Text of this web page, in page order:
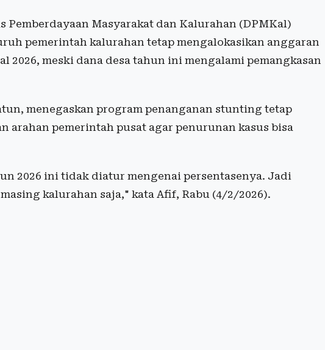
Pemberdayaan Masyarakat dan Kalurahan (DPMKal)
pemerintah kalurahan tetap mengalokasikan anggaran
2026, meski dana desa tahun ini mengalami pemangkasan
menegaskan program penanganan stunting tetap
arahan pemerintah pusat agar penurunan kasus bisa
2026 ini tidak diatur mengenai persentasenya. Jadi
kalurahan saja," kata Afif, Rabu (4/2/2026).